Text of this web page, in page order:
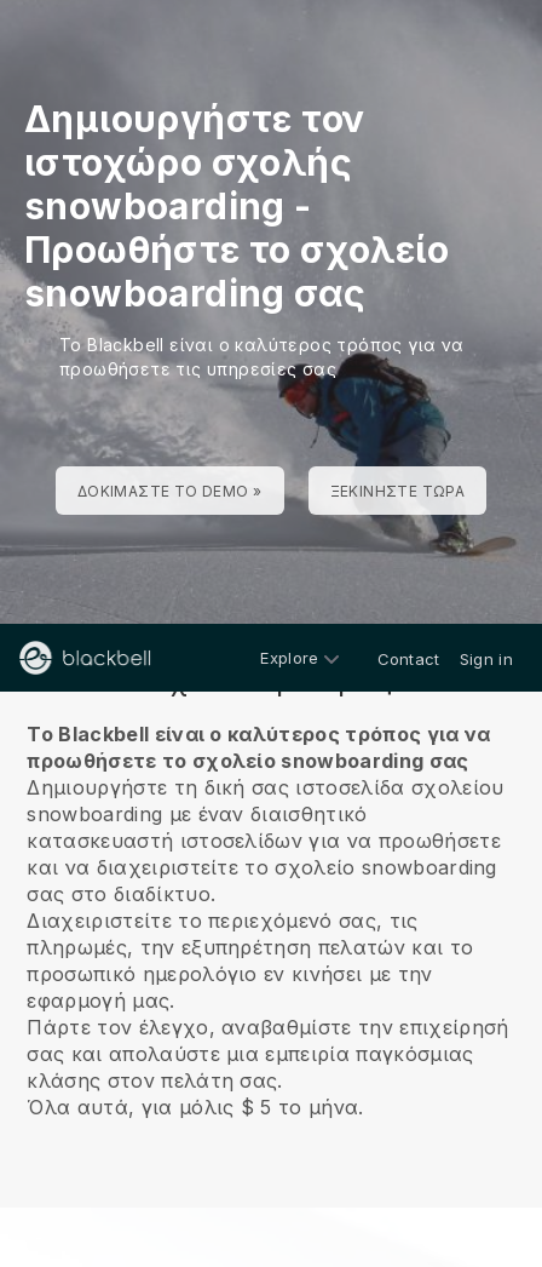
Δημιουργήστε τον
ιστοχώρο σχολής
snowboarding -
Προωθήστε το σχολείο
snowboarding σας
Το Blackbell είναι ο καλύτερος τρόπος για να
προωθήσετε τις υπηρεσίες σας
ΔΟΚΙΜΆΣΤΕ ΤΟ DEMO » ΞΕΚΙΝΉΣΤΕ ΤΏΡΑ
Explore Contact Sign in
Το Blackbell είναι ο καλύτερος τρόπος για να
προωθήσετε το σχολείο snowboarding σας
Δημιουργήστε τη δική σας ιστοσελίδα σχολείου
snowboarding με έναν διαισθητικό
κατασκευαστή ιστοσελίδων για να προωθήσετε
και να διαχειριστείτε το σχολείο snowboarding
σας στο διαδίκτυο.
Διαχειριστείτε το περιεχόμενό σας, τις
πληρωμές, την εξυπηρέτηση πελατών και το
προσωπικό ημερολόγιο εν κινήσει με την
εφαρμογή μας.
Πάρτε τον έλεγχο, αναβαθμίστε την επιχείρησή
σας και απολαύστε μια εμπειρία παγκόσμιας
κλάσης στον πελάτη σας.
Όλα αυτά, για μόλις $ 5 το μήνα.